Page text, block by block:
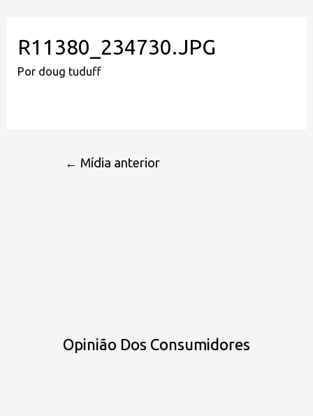
R11380_234730.JPG
Por doug tuduff
← Mídia anterior
Opinião Dos Consumidores